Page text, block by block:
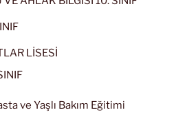
LİSESİ
ve Yaşlı Bakım Eğitimi